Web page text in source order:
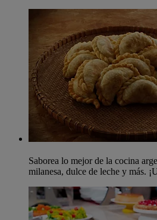
Saborea lo mejor de la cocina
milanesa, dulce de leche y más.